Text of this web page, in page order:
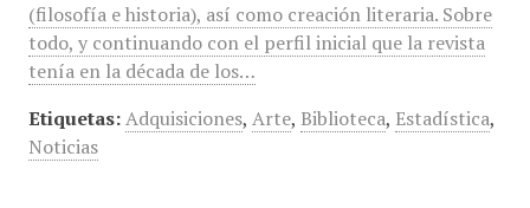
(filosofía e historia), así como creación literaria. Sobre
todo, y continuando con el perfil inicial que la revista
tenía en la década de los…
Etiquetas: Adquisiciones, Arte, Biblioteca, Estadística,
Noticias